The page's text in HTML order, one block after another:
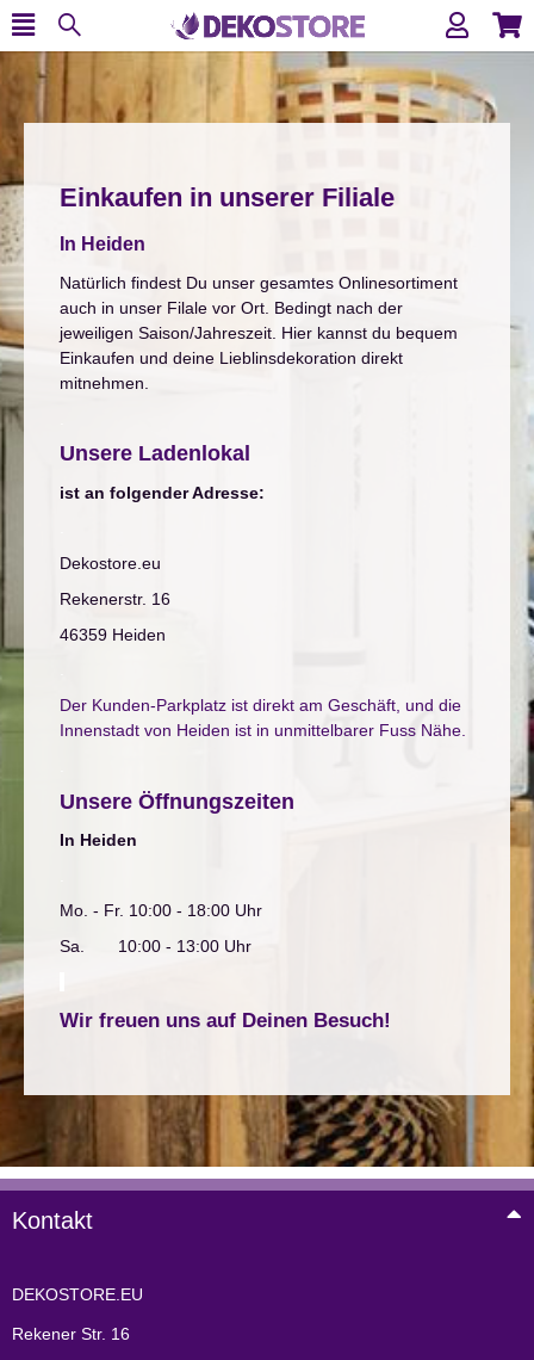
Einkaufen in unserer Filiale
In Heiden
Natürlich findest Du unser gesamtes Onlinesortiment
auch in unser Filale vor Ort. Bedingt nach der
jeweiligen Saison/Jahreszeit. Hier kannst du bequem
Einkaufen und deine Lieblinsdekoration direkt
mitnehmen.
Unsere Ladenlokal
ist an folgender Adresse:
Dekostore.eu
Rekenerstr. 16
46359 Heiden
Der Kunden-Parkplatz ist direkt am Geschäft, und die
Innenstadt von Heiden ist in unmittelbarer Fuss Nähe.
Unsere Öffnungszeiten
In Heiden
Mo. - Fr. 10:00 - 18:00 Uhr
Sa. 10:00 - 13:00 Uhr
Wir freuen uns auf Deinen Besuch!
Kontakt
DEKOSTORE.EU
Rekener Str. 16